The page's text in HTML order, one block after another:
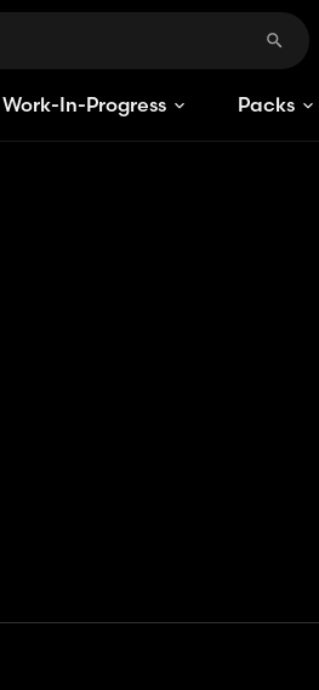
Work-In-Progress Packs